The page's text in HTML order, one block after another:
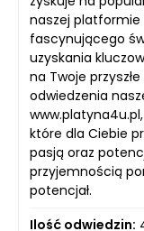
naszej platformie
fascynującego
uzyskania
na Twoje
odwiedzenia
które dla Ciebie
pasją oraz
przyjemnością
potencjał.
Ilość odwiedzin: